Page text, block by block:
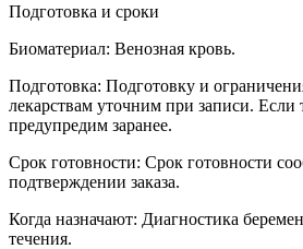
Подготовка и сроки
Биоматериал: Венозная кровь.
Подготовка: Подготовку и
лекарствам уточним при записи. Если
предупредим заранее.
Срок готовности: Срок готовности
подтверждении заказа.
Когда назначают: Диагностика
течения.